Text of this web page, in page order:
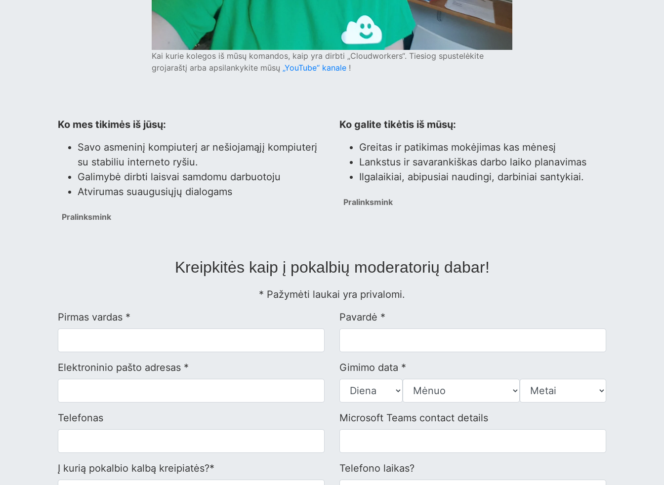
Kai kurie kolegos iš mūsų komandos, kaip yra dirbti „Cloudworkers“. Tiesiog spustelėkite
grojaraštį arba apsilankykite mūsų „YouTube“ kanale !
Ko mes tikimės iš jūsų:
Savo asmeninį kompiuterį ar nešiojamąjį kompiuterį
su stabiliu interneto ryšiu.
Galimybė dirbti laisvai samdomu darbuotoju
Atvirumas suaugusiųjų dialogams
Pralinksmink
Ko galite tikėtis iš mūsų:
Greitas ir patikimas mokėjimas kas mėnesį
Lankstus ir savarankiškas darbo laiko planavimas
Ilgalaikiai, abipusiai naudingi, darbiniai santykiai.
Pralinksmink
Kreipkitės kaip į pokalbių moderatorių dabar!
* Pažymėti laukai yra privalomi.
Pirmas vardas *
Pavardė *
Elektroninio pašto adresas * Gimimo data *
Telefonas Microsoft Teams contact details
Į kurią pokalbio kalbą kreipiatės?* Telefono laikas?